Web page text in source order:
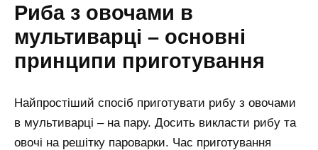
Риба з овочами в
мультиварці – основні
принципи приготування
Найпростіший спосіб приготувати рибу з овочами
в мультиварці – на пару. Досить викласти рибу та
овочі на решітку пароварки. Час приготування